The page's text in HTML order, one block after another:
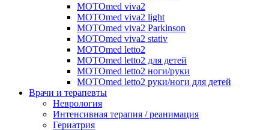
MOTOmed viva2
MOTOmed viva2 light
MOTOmed viva2 Parkinson
MOTOmed viva2 stativ
MOTOmed letto2
MOTOmed letto2 для детей
MOTOmed letto2 ноги/руки
MOTOmed letto2 руки/ноги для детей
Врачи и терапевты
Неврология
Интенсивная терапия / реанимация
Гериатрия